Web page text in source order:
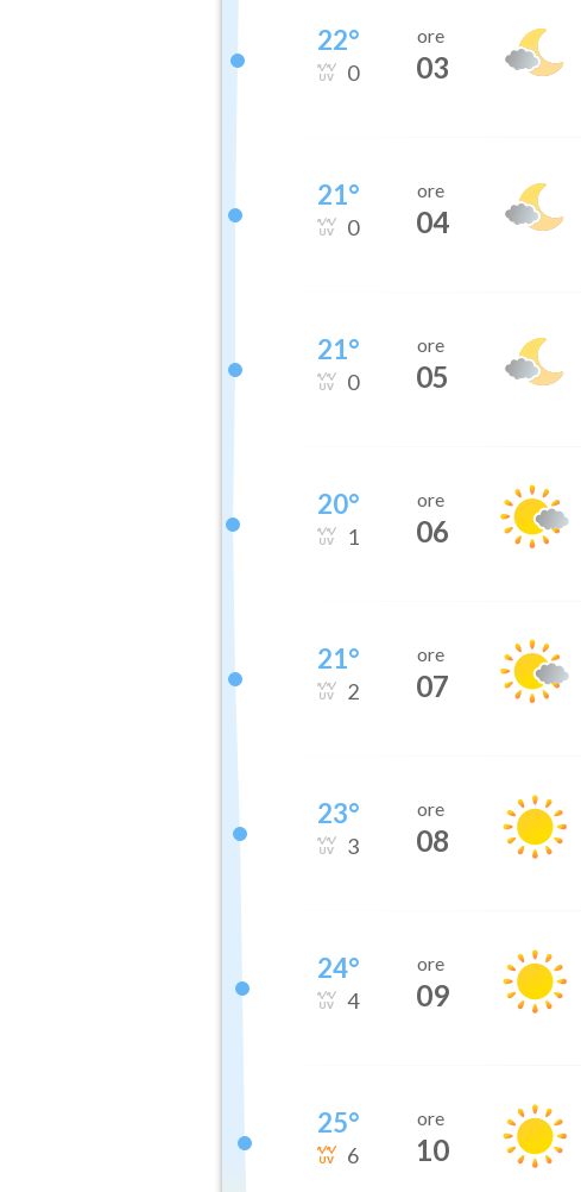
22°
0
ore
03
21°
0
ore
04
21°
0
ore
05
20°
1
ore
06
21°
2
ore
07
23°
3
ore
08
24°
4
ore
09
25°
6
ore
10